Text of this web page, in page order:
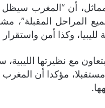
أن “المغرب سيظل
المراحل المقبلة”،
وكذا أمن
مع نظيرتها
مؤكدا أن